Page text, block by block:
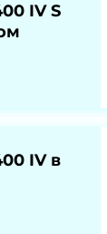
IV S
IV в